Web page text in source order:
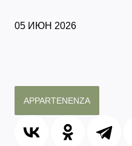
05 ИЮН 2026
APPARTENENZA